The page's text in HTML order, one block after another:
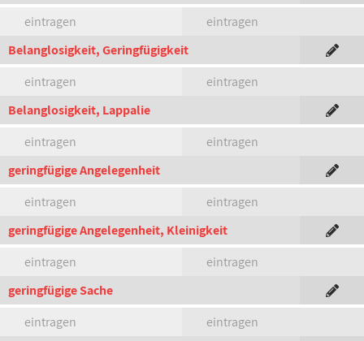
eintragen
eintragen
Belanglosigkeit, Geringfügigkeit
eintragen
eintragen
Belanglosigkeit, Lappalie
eintragen
eintragen
geringfügige Angelegenheit
eintragen
eintragen
geringfügige Angelegenheit, Kleinigkeit
eintragen
eintragen
geringfügige Sache
eintragen
eintragen